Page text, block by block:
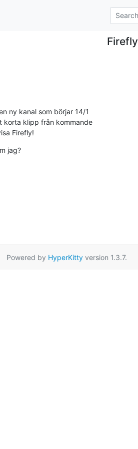
Firefly
ny kanal som börjar 14/1
korta klipp från kommande
Firefly!
jag?
Powered by HyperKittyversion 1.3.7.